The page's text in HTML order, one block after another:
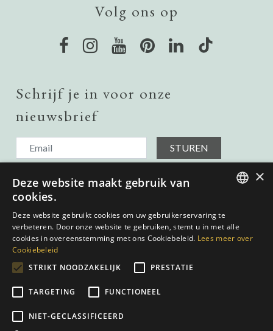
Volg ons op
Schrijf je in voor onze
nieuwsbrief
STUREN
Ik ontvang graag updates over onroerend goed in het land,
dus voeg me toe aan uw verzendlijst.
Ik heb het gelezen en ga akkoord met het
Privacybeleid|Cookies Policy
SPANISH
×
Deze website maakt gebruik van
cookies.
Deze website gebruikt cookies om uw gebruikerservaring te
verbeteren. Door onze website te gebruiken, stemt u in met alle
cookies in overeenstemming met ons Cookiebeleid. Lees meer over
Cookiebeleid
STRIKT NOODZAKELIJK
PRESTATIE
TARGETING FUNCTIONEEL
NIET-GECLASSIFICEERD